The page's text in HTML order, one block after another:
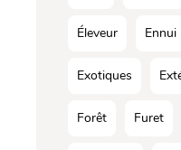
Éleveur Ennui
Exotiques
Forêt Furet